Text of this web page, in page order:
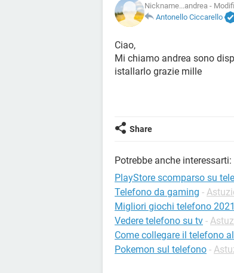
Nickname...andrea -
Antonello Ciccarello
Ciao,
Mi chiamo andrea sono
istallarlo grazie mille
Share
Potrebbe anche interessarti:
PlayStore scomparso su
Telefono da gaming -
Migliori giochi telefono 2021
Vedere telefono su tv -
Come collegare il telefono
Pokemon sul telefono -